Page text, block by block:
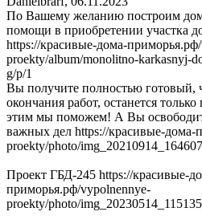
По Вашему желанию построим
помощи в приобретении участка
https://красивые-дома-
proekty/album/monolitno-karkasnyj-
g/p/1
Вы получите полностью готовый,
окончания работ, останется
этим мы поможем! А Вы
важных дел https://красивые-дома-
proekty/photo/
Проект ГБД-245 https://красивые-
приморья.рф/vypolnennye-
proekty/photo/